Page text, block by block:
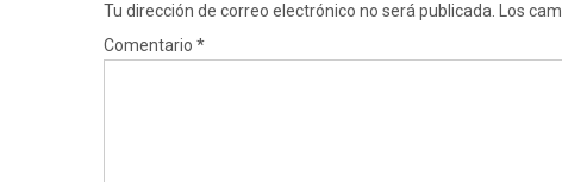
Tu dirección de correo electrónico no será publicada. Los
Comentario *